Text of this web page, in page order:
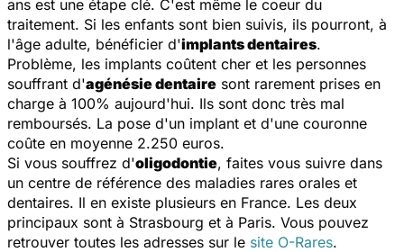
ans est une étape clé. C'est même le coeur du
traitement. Si les enfants sont bien suivis, ils pourront, à
l'âge adulte, bénéficier d'implants dentaires.
Problème, les implants coûtent cher et les personnes
souffrant d'agénésie dentaire sont rarement prises en
charge à 100% aujourd'hui. Ils sont donc très mal
remboursés. La pose d'un implant et d'une couronne
coûte en moyenne 2.250 euros.
Si vous souffrez d'oligodontie, faites vous suivre dans
un centre de référence des maladies rares orales et
dentaires. Il en existe plusieurs en France. Les deux
principaux sont à Strasbourg et à Paris. Vous pouvez
retrouver toutes les adresses sur le site O-Rares.